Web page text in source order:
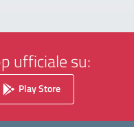
ufficiale su:
Play Store